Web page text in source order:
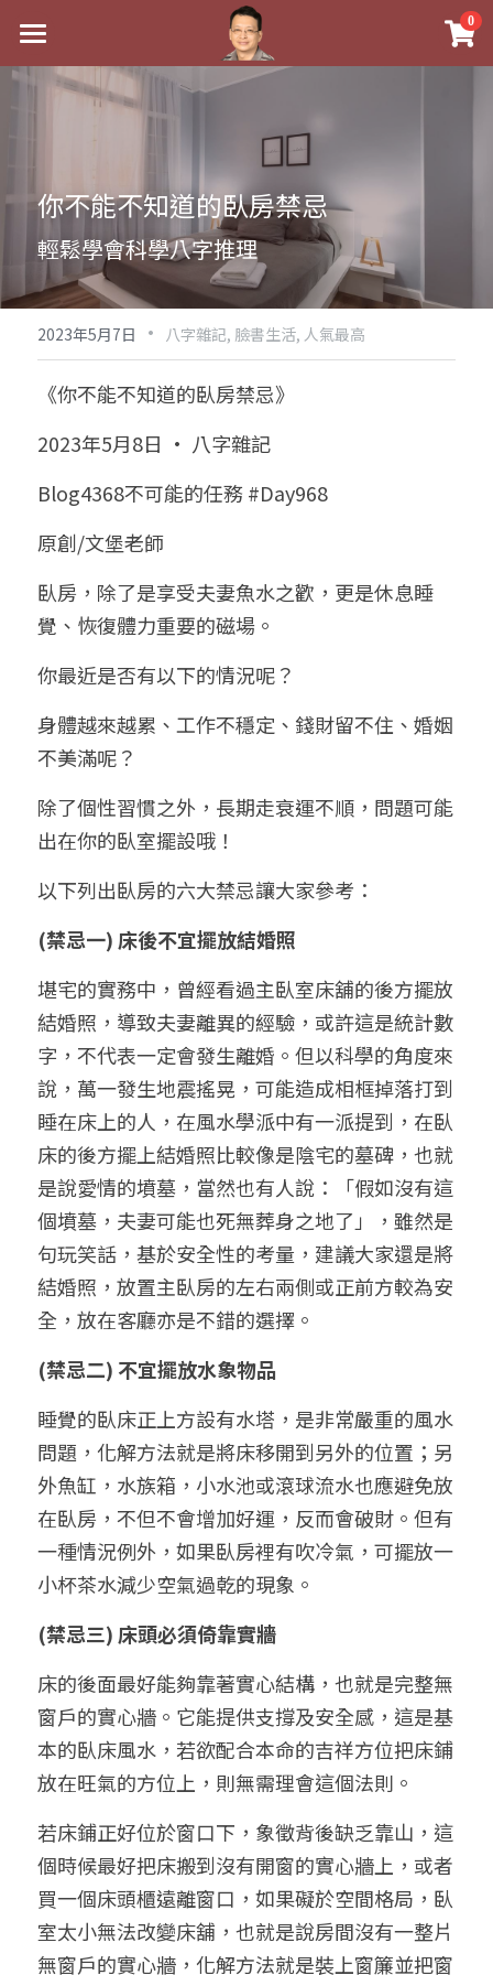
0
最新消息
手工印鑑
五行八字學
後天派陽宅
Blog
黃金會員專區
八字雜記
心靈成長
人氣最高
站長精選
臉書生活
好書推廌
試閱專區
Podcast聽書
團隊訓練營
八字視頻
陽宅視頻
線上直播
自我挑戰
線上學苑
八字初階班1
八字初階班2
八字進階班
八字中階班
八字高階班
五人實戰班
五行計算初階班
五行計算高階班
團隊訓練營
命理商城
八字完整班
《十神高階實戰錄》完整典藏版
科學八字推理PDF
八字批命
小兒命名
我的著作
科學八字推理1
科學八字推理2
科學八字推理3
科學八字輕鬆學
輕鬆學會科學八字推理
與我預約
批命預約
上課預約
常見問題
FB粉絲頁
登錄/註冊
繁體中文
0938617837
你不能不知道的臥房禁忌
輕鬆學會科學八字推理
2023年5月7日 · 八字雜記, 臉書生活, 人氣最高
《你不能不知道的臥房禁忌》
2023年5月8日 · 八字雜記
Blog4368不可能的任務 #Day968
原創/文堡老師
臥房，除了是享受夫妻魚水之歡，更是休息睡
覺、恢復體力重要的磁場。
你最近是否有以下的情況呢？
身體越來越累、工作不穩定、錢財留不住、婚姻
不美滿呢？
除了個性習慣之外，長期走衰運不順，問題可能
出在你的臥室擺設哦！
以下列出臥房的六大禁忌讓大家參考：
(禁忌一) 床後不宜擺放結婚照
堪宅的實務中，曾經看過主臥室床舖的後方擺放
結婚照，導致夫妻離異的經驗，或許這是統計數
字，不代表一定會發生離婚。但以科學的角度來
說，萬一發生地震搖晃，可能造成相框掉落打到
睡在床上的人，在風水學派中有一派提到，在臥
床的後方擺上結婚照比較像是陰宅的墓碑，也就
是說愛情的墳墓，當然也有人說：「假如沒有這
個墳墓，夫妻可能也死無葬身之地了」，雖然是
句玩笑話，基於安全性的考量，建議大家還是將
結婚照，放置主臥房的左右兩側或正前方較為安
全，放在客廳亦是不錯的選擇。
(禁忌二) 不宜擺放水象物品
睡覺的臥床正上方設有水塔，是非常嚴重的風水
問題，化解方法就是將床移開到另外的位置；另
外魚缸，水族箱，小水池或滾球流水也應避免放
在臥房，不但不會增加好運，反而會破財。但有
一種情況例外，如果臥房裡有吹冷氣，可擺放一
小杯茶水減少空氣過乾的現象。
(禁忌三) 床頭必須倚靠實牆
床的後面最好能夠靠著實心結構，也就是完整無
窗戶的實心牆。它能提供支撐及安全感，這是基
本的臥床風水，若欲配合本命的吉祥方位把床鋪
放在旺氣的方位上，則無需理會這個法則。
若床鋪正好位於窗口下，象徵背後缺乏靠山，這
個時候最好把床搬到沒有開窗的實心牆上，或者
買一個床頭櫃遠離窗口，如果礙於空間格局，臥
室太小無法改變床舖，也就是說房間沒有一整片
無窗戶的實心牆，化解方法就是裝上窗簾並把窗
×
商品分類
八字線上完整班
《十神高階實戰錄》完整典藏版
1美元超值PDF